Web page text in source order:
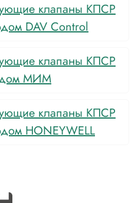
клапаны КПСР
DAV Control
клапаны КПСР
МИМ
клапаны КПСР
HONEYWELL